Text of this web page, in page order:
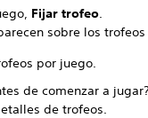
Fijar trofeo
sobre los trofeos
por juego.
de comenzar a
de trofeos.